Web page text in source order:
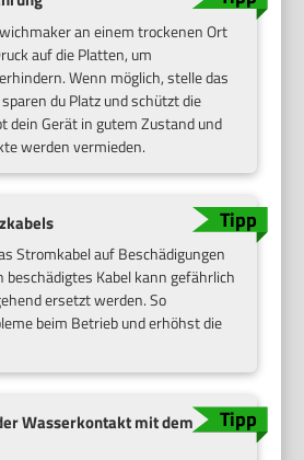
an einem trockenen Ort
auf die Platten, um
Wenn möglich, stelle das
du Platz und schützt die
dein Gerät in gutem Zustand und
werden vermieden.
Stromkabel auf Beschädigungen
beschädigtes Kabel kann gefährlich
ersetzt werden. So
beim Betrieb und erhöhst die
Wasserkontakt mit dem